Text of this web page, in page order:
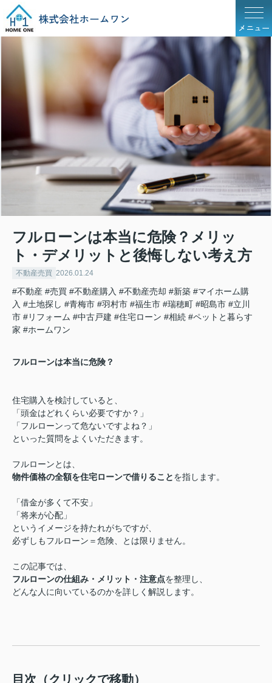
メニュー
フルローンは本当に危険？メリッ
ト・デメリットと後悔しない考え方
不動産売買 2026.01.24
#不動産 #売買 #不動産購入 #不動産売却 #新築 #マイホーム購
入 #土地探し #青梅市 #羽村市 #福生市 #瑞穂町 #昭島市 #立川
市 #リフォーム #中古戸建 #住宅ローン #相続 #ペットと暮らす
家 #ホームワン
フルローンは本当に危険？
住宅購入を検討していると、
「頭金はどれくらい必要ですか？」
「フルローンって危ないですよね？」
といった質問をよくいただきます。
フルローンとは、
物件価格の全額を住宅ローンで借りることを指します。
「借金が多くて不安」
「将来が心配」
というイメージを持たれがちですが、
必ずしもフルローン＝危険、とは限りません。
この記事では、
フルローンの仕組み・メリット・注意点を整理し、
どんな人に向いているのかを詳しく解説します。
目次（クリックで移動）